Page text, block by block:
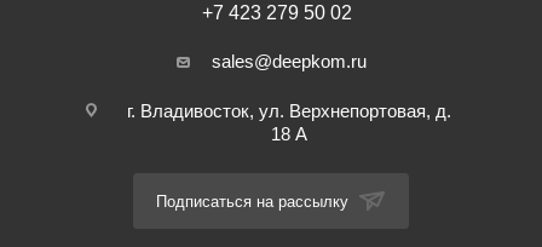
+7 423 279 50 02
sales@deepkom.ru
г. Владивосток, ул. Верхнепортовая, д.
18 А
Подписаться на рассылку